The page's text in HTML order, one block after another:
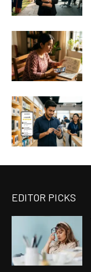
EDITOR PICKS